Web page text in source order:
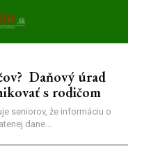
Daňový úrad
s rodičom
seniorov, že informáciu o
dane...